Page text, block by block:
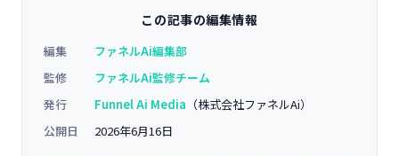
この記事の編集情報
編集
ファネルAi編集部
監修
ファネルAi監修チーム
発行
Funnel Ai Media （株式会社ファネルAi）
公開日
2026年6月16日